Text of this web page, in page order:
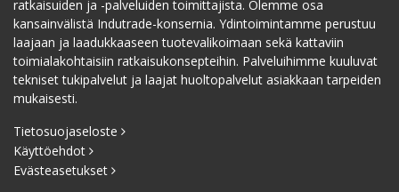
ratkaisuiden ja -palveluiden toimittajista. Olemme osa
kansainvälistä Indutrade-konsernia. Ydintoimintamme perustuu
laajaan ja laadukkaaseen tuotevalikoimaan sekä kattaviin
toimialakohtaisiin ratkaisukonsepteihin. Palveluihimme kuuluvat
tekniset tukipalvelut ja laajat huoltopalvelut asiakkaan tarpeiden
mukaisesti.
Tietosuojaseloste
Käyttöehdot
Evästeasetukset